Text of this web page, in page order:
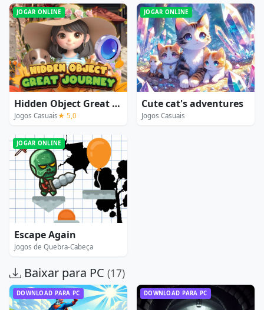
JOGAR ONLINE
Hidden Object Great Journey
Jogos Casuais★ 5,0
JOGAR ONLINE
Cute cat's adventures
Jogos Casuais
JOGAR ONLINE
Escape Again
Jogos de Quebra-Cabeça
Baixar para PC (17)
DOWNLOAD PARA PC DOWNLOAD PARA PC